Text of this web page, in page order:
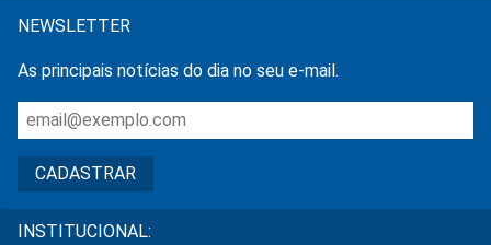
NEWSLETTER
As principais notícias do dia no seu e-mail.
INSTITUCIONAL: